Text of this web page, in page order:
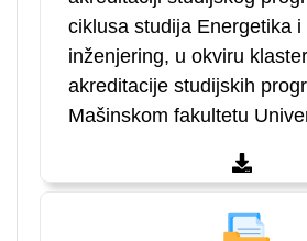
ciklusa studija Energetika i
inženjering, u okviru
akreditacije studijskih
Mašinskom fakultetu